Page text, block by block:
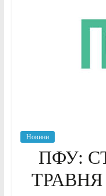
Новини
ПФУ: